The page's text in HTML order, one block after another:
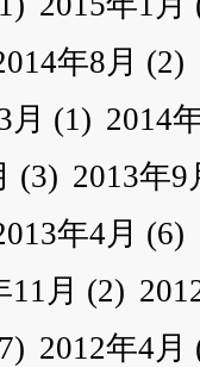
年8月 (2)
月 (1) 2014
(3) 2013年9
年4月 (6)
11月 (2)
2012年4月